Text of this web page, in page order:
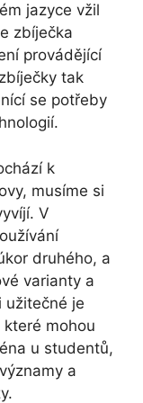
jazyce vžil
zbíječka
provádějící
tak
se potřeby
k
musíme si
V
druhého, a
varianty a
užitečné je
mohou
u studentů,
a